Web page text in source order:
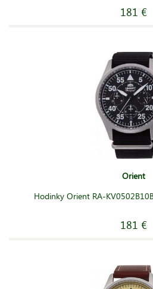
181 €
Orient
Hodinky Orient RA-
181 €